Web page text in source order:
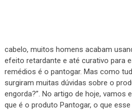
cabelo, muitos homens acabam
efeito retardante e até curativo para
remédios é o pantogar. Mas como
surgiram muitas dúvidas sobre o
engorda?”. No artigo de hoje, vamos
que é o produto Pantogar, o que